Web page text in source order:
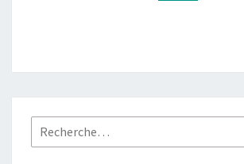
Rechercher :